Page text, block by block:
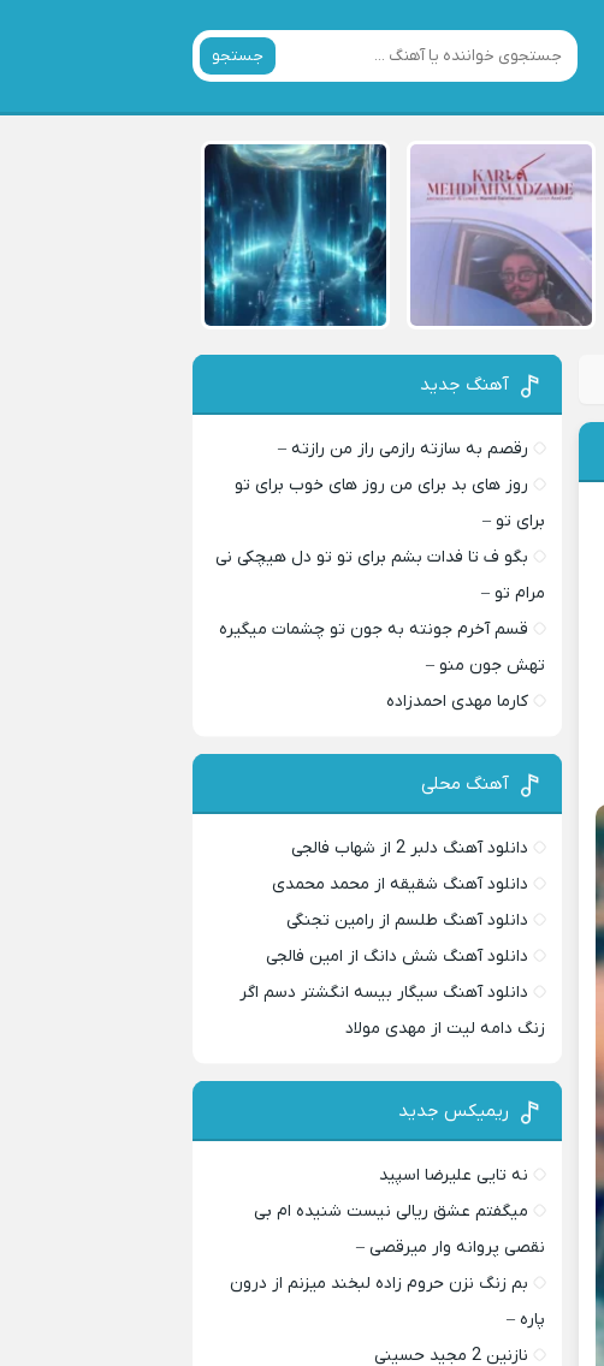
جستجو
آهنگ جدید
رقصم به سازته رازمی راز من رازته –
روز های بد برای من روز های خوب برای تو
برای تو –
بگو ف تا فدات بشم برای تو تو دل هیچکی نی
مرام تو –
قسم آخرم جونته به جون تو چشمات میگیره
تهش جون منو –
کارما مهدی احمدزاده
آهنگ محلی
دانلود آهنگ دلبر 2 از شهاب فالجی
دانلود آهنگ شقیقه از محمد محمدی
دانلود آهنگ طلسم از رامین تجنگی
دانلود آهنگ شش دانگ از امین فالجی
دانلود آهنگ سیگار بیسه انگشتر دسم اگر
زنگ دامه لیت از مهدی مولاد
ریمیکس جدید
نه تایی علیرضا اسپید
میگفتم عشق ریالی نیست شنیده ام بی
نقصی پروانه وار میرقصی –
بم زنگ نزن حروم زاده لبخند میزنم از درون
پاره –
نازنین 2 مجید حسینی